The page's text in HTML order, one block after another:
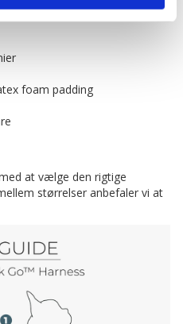
i Kina
foam padding
at vælge den rigtige
størrelser anbefaler vi at